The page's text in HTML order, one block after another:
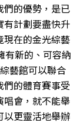
們的優勢，是已
有計劃要盡快升
現在的金光綜藝
有新的、可容納
藝館可以聯合
的體育賽事受
唱會，就不能舉
以更靈活地舉辦